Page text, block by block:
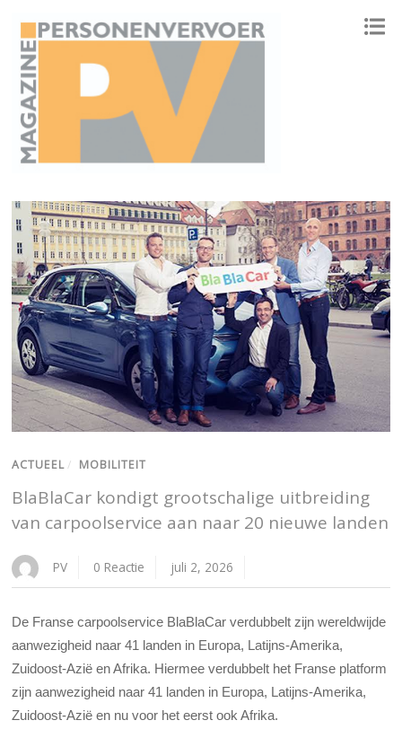
ACTUEEL / MOBILITEIT
BlaBlaCar kondigt grootschalige uitbreiding
van carpoolservice aan naar 20 nieuwe landen
PV 0 Reactie juli 2, 2026
De Franse carpoolservice BlaBlaCar verdubbelt zijn wereldwijde
aanwezigheid naar 41 landen in Europa, Latijns-Amerika,
Zuidoost-Azië en Afrika. Hiermee verdubbelt het Franse platform
zijn aanwezigheid naar 41 landen in Europa, Latijns-Amerika,
Zuidoost-Azië en nu voor het eerst ook Afrika.